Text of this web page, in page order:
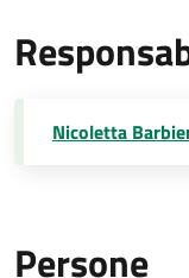
Nicoletta
Persone